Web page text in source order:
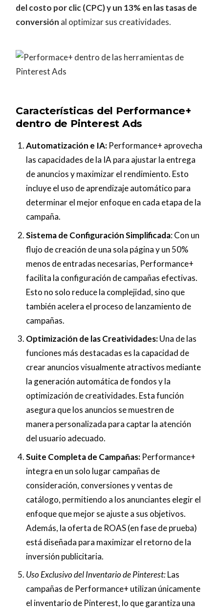
del costo por clic (CPC) y un 13% en las tasas de
conversión al optimizar sus creatividades.
Características del Performance+
dentro de Pinterest Ads
Automatización e IA: Performance+ aprovecha
las capacidades de la IA para ajustar la entrega
de anuncios y maximizar el rendimiento. Esto
incluye el uso de aprendizaje automático para
determinar el mejor enfoque en cada etapa de la
campaña.
Sistema de Configuración Simplificada: Con un
flujo de creación de una sola página y un 50%
menos de entradas necesarias, Performance+
facilita la configuración de campañas efectivas.
Esto no solo reduce la complejidad, sino que
también acelera el proceso de lanzamiento de
campañas.
Optimización de las Creatividades:Una de las
funciones más destacadas es la capacidad de
crear anuncios visualmente atractivos mediante
la generación automática de fondos y la
optimización de creatividades. Esta función
asegura que los anuncios se muestren de
manera personalizada para captar la atención
del usuario adecuado.
Suite Completa de Campañas: Performance+
integra en un solo lugar campañas de
consideración, conversiones y ventas de
catálogo, permitiendo a los anunciantes elegir el
enfoque que mejor se ajuste a sus objetivos.
Además, la oferta de ROAS (en fase de prueba)
está diseñada para maximizar el retorno de la
inversión publicitaria.
Uso Exclusivo del Inventario de Pinterest:Las
campañas de Performance+ utilizan únicamente
el inventario de Pinterest, lo que garantiza una